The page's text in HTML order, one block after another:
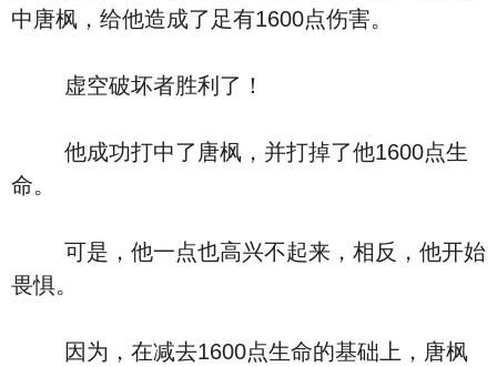
中唐枫，给他造成了足有1600点伤害。
虚空破坏者胜利了！
他成功打中了唐枫，并打掉了他1600点生
命。
可是，他一点也高兴不起来，相反，他开始
畏惧。
因为，在减去1600点生命的基础上，唐枫